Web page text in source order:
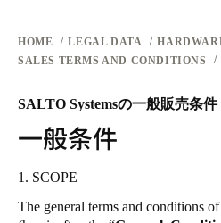
Korean
English
English
HOME LEGAL DATA
SALES TERMS AND CONDITIONS
SALTO Systemsの一般販売条件
一般条件
1. SCOPE
The general terms and conditions